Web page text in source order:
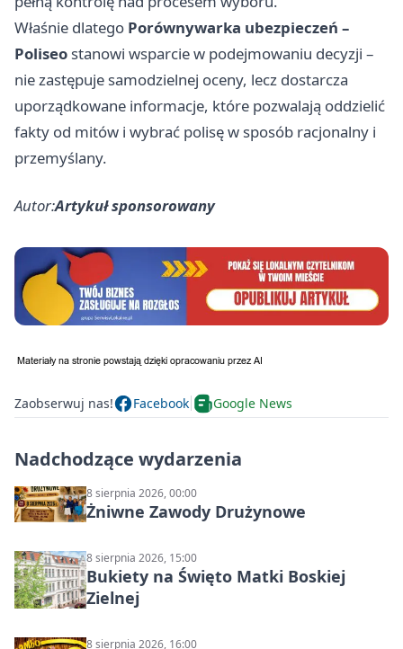
Właśnie dlatego Porównywarka ubezpieczeń –
Poliseo stanowi wsparcie w podejmowaniu decyzji –
nie zastępuje samodzielnej oceny, lecz dostarcza
uporządkowane informacje, które pozwalają oddzielić
fakty od mitów i wybrać polisę w sposób racjonalny i
przemyślany.
Autor:Artykuł sponsorowany
Zaobserwuj nas! Facebook Google News
Nadchodzące wydarzenia
8 sierpnia 2026, 00:00
Żniwne Zawody Drużynowe
8 sierpnia 2026, 15:00
Bukiety na Święto Matki Boskiej
Zielnej
8 sierpnia 2026, 16:00